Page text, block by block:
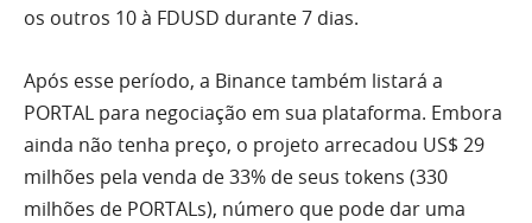
os outros 10 à FDUSD durante 7 dias.
Após esse período, a Binance também listará a
PORTAL para negociação em sua plataforma. Embora
ainda não tenha preço, o projeto arrecadou US$ 29
milhões pela venda de 33% de seus tokens (330
milhões de PORTALs), número que pode dar uma